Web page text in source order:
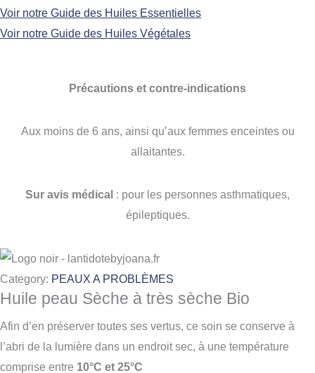
Voir notre Guide des Huiles Essentielles
Voir notre Guide des Huiles Végétales
Précautions et contre-indications
Aux moins de 6 ans, ainsi qu’aux femmes enceintes ou
allaitantes.
Sur avis médical : pour les personnes asthmatiques,
épileptiques.
Category: PEAUX A PROBLÈMES
Huile peau Sèche à très sèche Bio
Afin d’en préserver toutes ses vertus, ce soin se conserve à
l’abri de la lumière dans un endroit sec, à une température
comprise entre 10°C et 25°C